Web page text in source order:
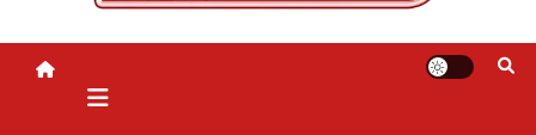
KARMABHUMI EXPRESS